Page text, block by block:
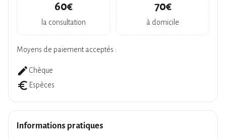
60€
la consultation
70€
à domicile
Moyens de paiement acceptés :
create Chèque
euro_symbol Espèces
Informations pratiques